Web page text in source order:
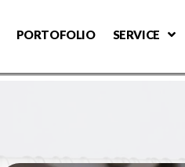
PORTOFOLIO SERVICE